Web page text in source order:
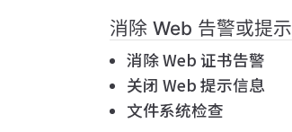
消除 Web 告警或提示
消除 Web 证书告警
关闭 Web 提示信息
文件系统检查